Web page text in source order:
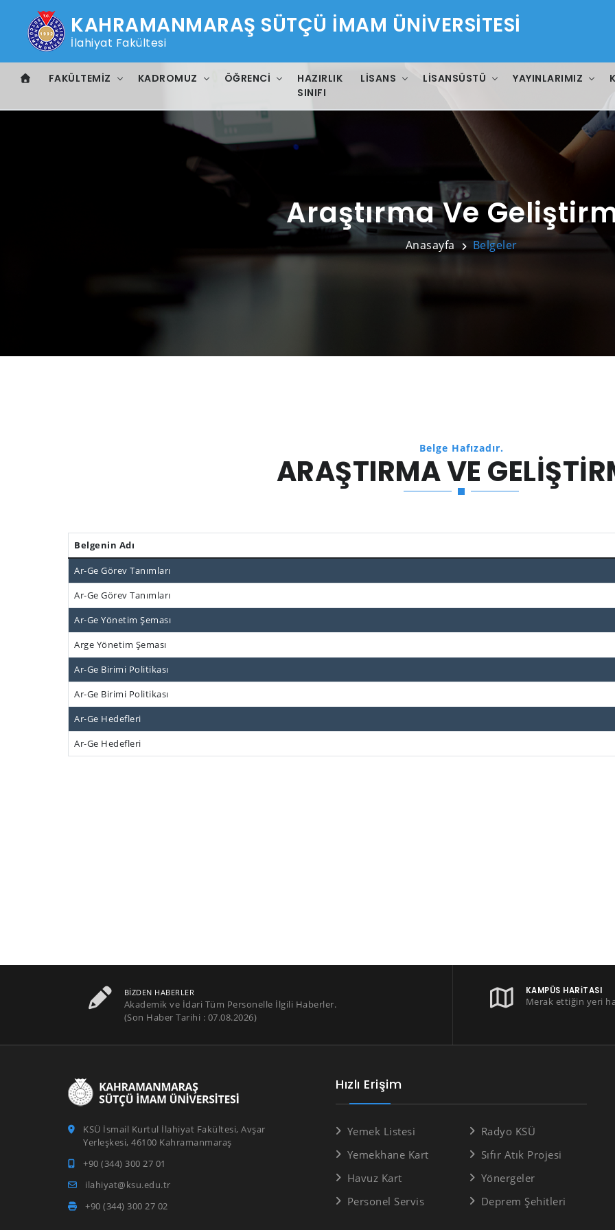
KAHRAMANMARAŞ SÜTÇÜ İMAM ÜNİVERSİTESİ
İlahiyat Fakültesi
FAKÜLTEMIZ KADROMUZ ÖĞRENCI
HAZIRLIK
SINIFI
LISANS LISANSÜSTÜ YAYINLARIMIZ
Araştırma Ve
Anasayfa Belgeler
Belge Hafızadır.
ARAŞTIRMA VE
Belgenin Adı
Ar-Ge Görev Tanımları
Ar-Ge Görev Tanımları
Ar-Ge Yönetim Şeması
Arge Yönetim Şeması
Ar-Ge Birimi Politikası
Ar-Ge Birimi Politikası
Ar-Ge Hedefleri
Ar-Ge Hedefleri
BIZDEN HABERLER
Akademik ve İdari Tüm Personelle İlgili Haberler.
(Son Haber Tarihi : 07.08.2026)
KAMPÜS HARITASI
Merak ettiğin yeri
KSÜ İsmail Kurtul İlahiyat Fakültesi, Avşar
Yerleşkesi, 46100 Kahramanmaraş
+90 (344) 300 27 01
ilahiyat@ksu.edu.tr
+90 (344) 300 27 02
Hızlı Erişim
Yemek Listesi
Yemekhane Kart
Havuz Kart
Personel Servis
Radyo KSÜ
Sıfır Atık Projesi
Yönergeler
Deprem Şehitleri